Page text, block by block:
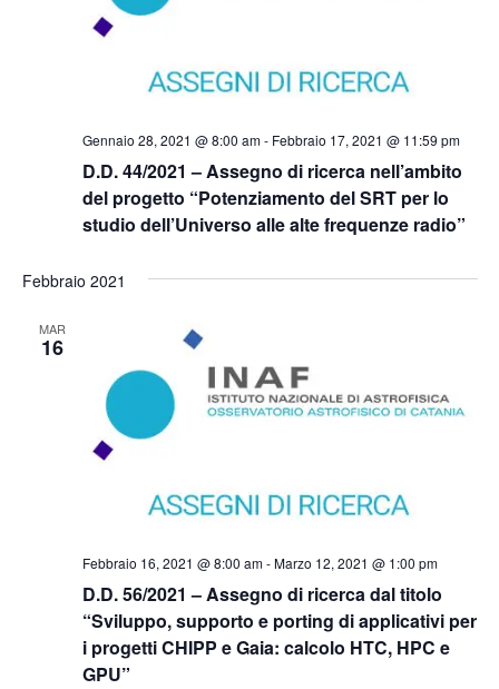
D.D. 44/2021 – Assegno di ricerca nell’ambito
del progetto “Potenziamento del SRT per lo
studio dell’Universo alle alte frequenze radio”
Gennaio 28, 2021 @ 8:00 am- Febbraio 17, 2021 @ 11:59 pm
Febbraio 2021
MAR
16
D.D. 56/2021 – Assegno di ricerca dal titolo
“Sviluppo, supporto e porting di applicativi per
i progetti CHIPP e Gaia: calcolo HTC, HPC e
GPU”
Febbraio 16, 2021 @ 8:00 am-Marzo 12, 2021 @ 1:00 pm